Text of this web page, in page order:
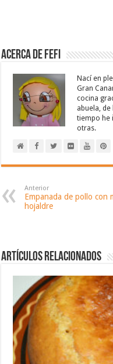
Acerca de Fefi
Nací en
Gran
cocina
abuela, de
tiempo he
otras.
Anterior
Empanada de pollo con
hojaldre
Artículos relacionados